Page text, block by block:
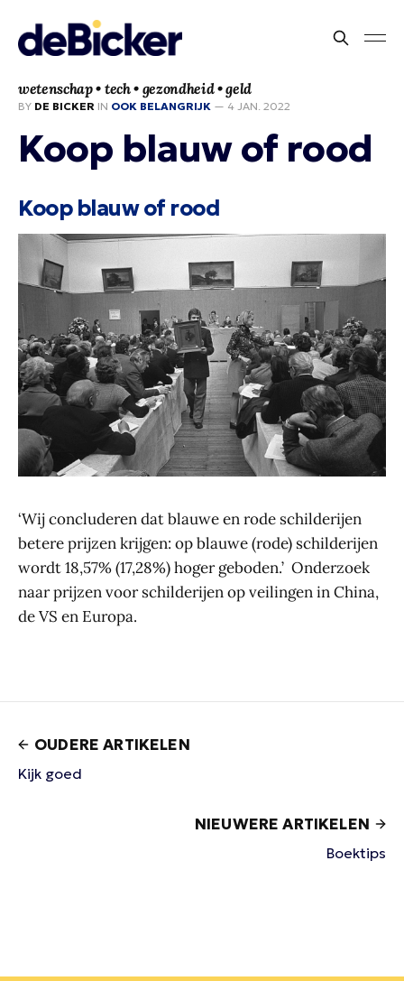
wetenschap • tech • gezondheid • geld
BY DE BICKER IN OOK BELANGRIJK — 4 JAN. 2022
Koop blauw of rood
Koop blauw of rood
‘Wij concluderen dat blauwe en rode schilderijen
betere prijzen krijgen: op blauwe (rode) schilderijen
wordt 18,57% (17,28%) hoger geboden.’ Onderzoek
naar prijzen voor schilderijen op veilingen in China,
de VS en Europa.
OUDERE ARTIKELEN
Kijk goed
NIEUWERE ARTIKELEN
Boektips